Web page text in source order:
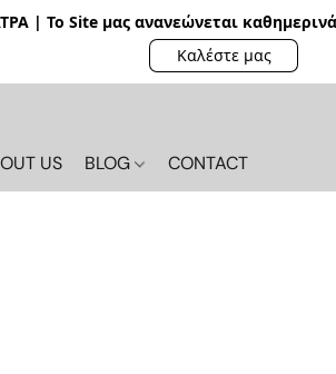
| Το Site μας ανανεώνεται
Καλέστε μας
US BLOG CONTACT